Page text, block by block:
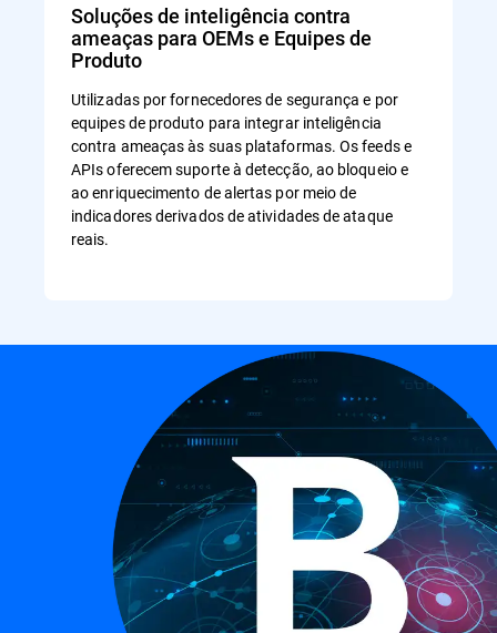
Soluções de inteligência contra
ameaças para OEMs e Equipes de
Produto
Utilizadas por fornecedores de segurança e por
equipes de produto para integrar inteligência
contra ameaças às suas plataformas. Os feeds e
APIs oferecem suporte à detecção, ao bloqueio e
ao enriquecimento de alertas por meio de
indicadores derivados de atividades de ataque
reais.